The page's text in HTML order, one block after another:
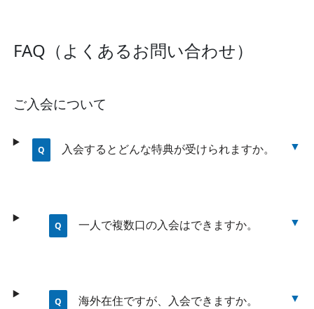
FAQ（よくあるお問い合わせ）
ご入会について
入会するとどんな特典が受けられますか。
一人で複数口の入会はできますか。
海外在住ですが、入会できますか。